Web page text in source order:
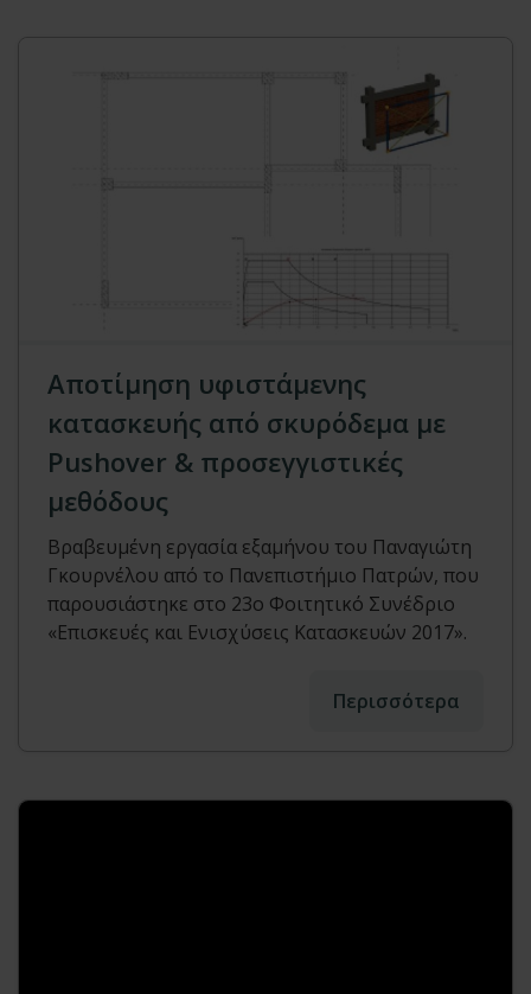
Αποτίμηση υφιστάμενης
κατασκευής από σκυρόδεμα με
Pushover & προσεγγιστικές
μεθόδους
Βραβευμένη εργασία εξαμήνου του Παναγιώτη
Γκουρνέλου από το Πανεπιστήμιο Πατρών, που
παρουσιάστηκε στο 23ο Φοιτητικό Συνέδριο
«Επισκευές και Ενισχύσεις Κατασκευών 2017».
Περισσότερα